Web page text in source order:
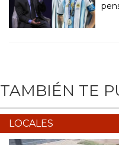
TAMBIÉN TE
LOCALES